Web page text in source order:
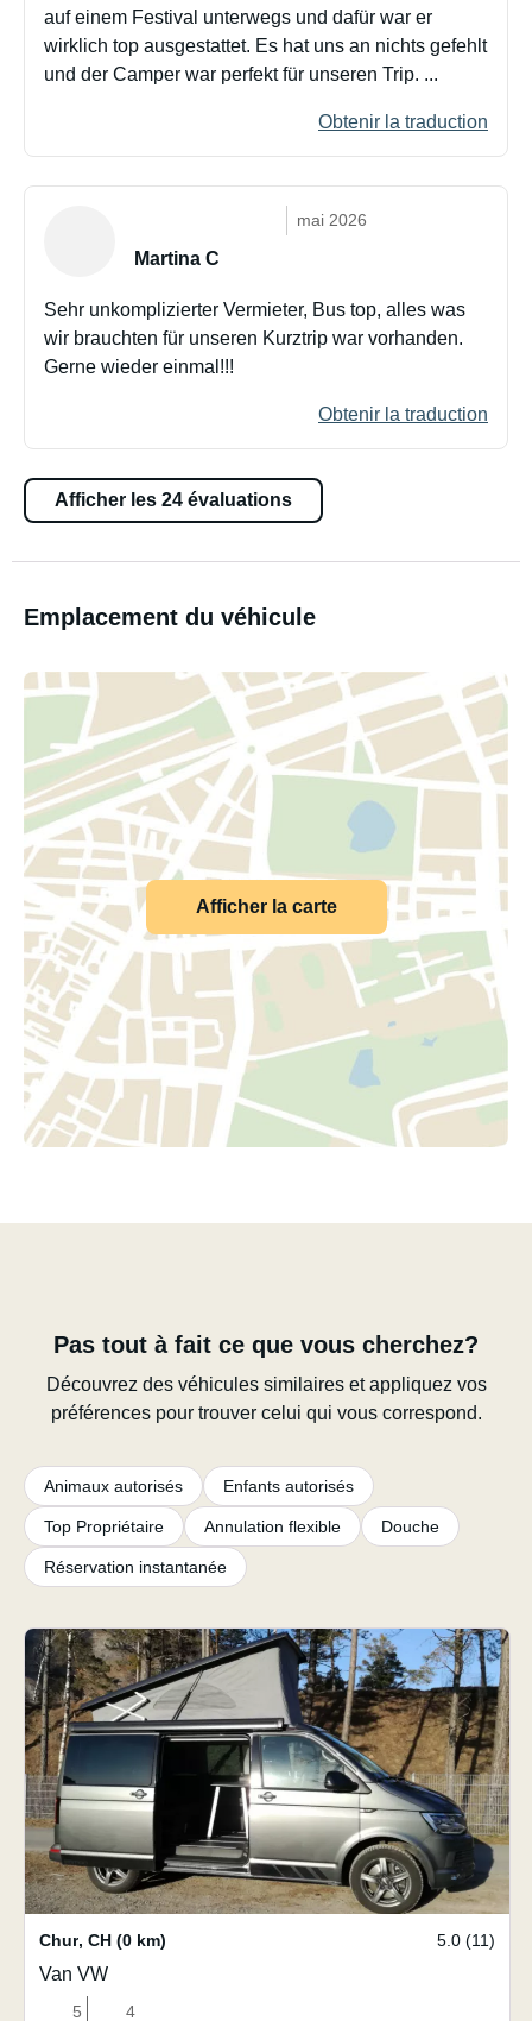
auf einem Festival unterwegs und dafür war er
wirklich top ausgestattet. Es hat uns an nichts gefehlt
und der Camper war perfekt für unseren Trip. ...
Obtenir la traduction
mai 2026
Martina C
Sehr unkomplizierter Vermieter, Bus top, alles was
wir brauchten für unseren Kurztrip war vorhanden.
Gerne wieder einmal!!!
Obtenir la traduction
Afficher les 24 évaluations
Emplacement du véhicule
Afficher la carte
Pas tout à fait ce que vous cherchez?
Découvrez des véhicules similaires et appliquez vos
préférences pour trouver celui qui vous correspond.
Animaux autorisés Enfants autorisés
Top Propriétaire Annulation flexible Douche
Réservation instantanée
Chur, CH (0 km) 5.0 (11)
Van VW
5 4